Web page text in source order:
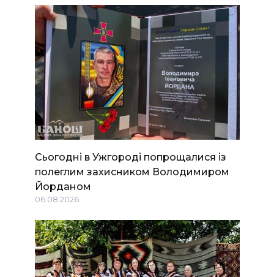
Сьогодні в Ужгороді попрощалися із
полеглим захисником Володимиром
Йорданом
06.08.2026